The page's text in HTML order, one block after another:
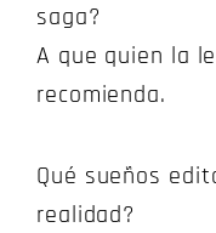
saga?
A que quien la
recomienda.
Qué sueños
realidad?